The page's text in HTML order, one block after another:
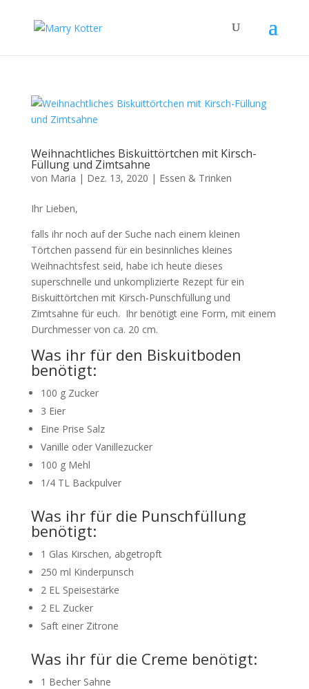
Weihnachtliches Biskuittörtchen mit Kirsch-
Füllung und Zimtsahne
von Maria | Dez. 13, 2020 | Essen & Trinken
Ihr Lieben,
falls ihr noch auf der Suche nach einem kleinen
Törtchen passend für ein besinnliches kleines
Weihnachtsfest seid, habe ich heute dieses
superschnelle und unkomplizierte Rezept für ein
Biskuittörtchen mit Kirsch-Punschfüllung und
Zimtsahne für euch. Ihr benötigt eine Form, mit einem
Durchmesser von ca. 20 cm.
Was ihr für den Biskuitboden
benötigt:
100 g Zucker
3 Eier
Eine Prise Salz
Vanille oder Vanillezucker
100 g Mehl
1/4 TL Backpulver
Was ihr für die Punschfüllung
benötigt:
1 Glas Kirschen, abgetropft
250 ml Kinderpunsch
2 EL Speisestärke
2 EL Zucker
Saft einer Zitrone
Was ihr für die Creme benötigt:
1 Becher Sahne